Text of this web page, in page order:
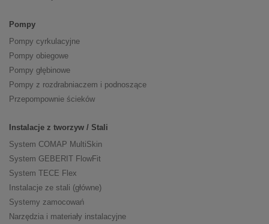
Pompy
Pompy cyrkulacyjne
Pompy obiegowe
Pompy głębinowe
Pompy z rozdrabniaczem i podnoszące
Przepompownie ścieków
Instalacje z tworzyw / Stali
System COMAP MultiSkin
System GEBERIT FlowFit
System TECE Flex
Instalacje ze stali (główne)
Systemy zamocowań
Narzędzia i materiały instalacyjne